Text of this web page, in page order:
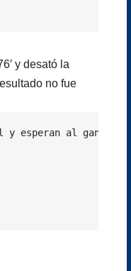
y desató la
no fue
al ganador